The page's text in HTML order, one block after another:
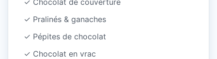
✓ Chocolat de couverture
✓ Pralinés & ganaches
✓ Pépites de chocolat
✓ Chocolat en vrac